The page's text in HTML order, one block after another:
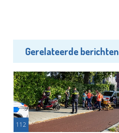
Gerelateerde berichten
112